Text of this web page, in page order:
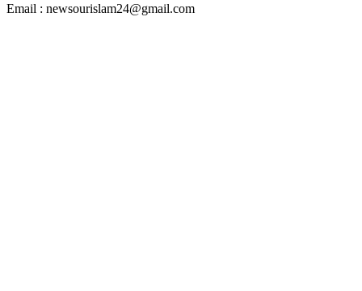
Email : newsourislam24@gmail.com